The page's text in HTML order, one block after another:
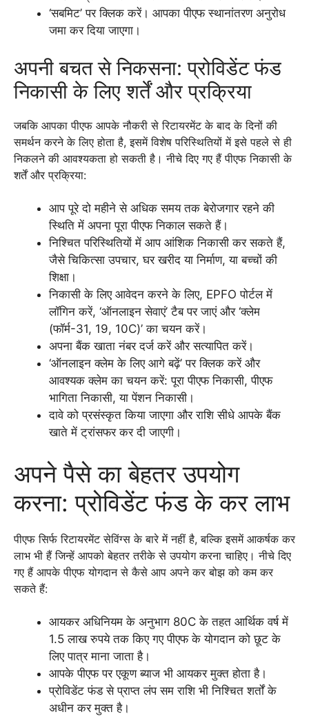
‘सबमिट’ पर क्लिक करें। आपका पीएफ स्थानांतरण अनुरोध
जमा कर दिया जाएगा।
अपनी बचत से निकसना: प्रोविडेंट फंड
निकासी के लिए शर्तें और प्रक्रिया
जबकि आपका पीएफ आपके नौकरी से रिटायरमेंट के बाद के दिनों की
समर्थन करने के लिए होता है, इसमें विशेष परिस्थितियों में इसे पहले से ही
निकलने की आवश्यकता हो सकती है। नीचे दिए गए हैं पीएफ निकासी के
शर्तें और प्रक्रिया:
आप पूरे दो महीने से अधिक समय तक बेरोजगार रहने की
स्थिति में अपना पूरा पीएफ निकाल सकते हैं।
निश्चित परिस्थितियों में आप आंशिक निकासी कर सकते हैं,
जैसे चिकित्सा उपचार, घर खरीद या निर्माण, या बच्चों की
शिक्षा।
निकासी के लिए आवेदन करने के लिए, EPFO पोर्टल में
लॉगिन करें, ‘ऑनलाइन सेवाएं’ टैब पर जाएं और ‘क्लेम
(फॉर्म-31, 19, 10C)’ का चयन करें।
अपना बैंक खाता नंबर दर्ज करें और सत्यापित करें।
‘ऑनलाइन क्लेम के लिए आगे बढ़ें’ पर क्लिक करें और
आवश्यक क्लेम का चयन करें: पूरा पीएफ निकासी, पीएफ
भागिता निकासी, या पेंशन निकासी।
दावे को प्रसंस्कृत किया जाएगा और राशि सीधे आपके बैंक
खाते में ट्रांसफर कर दी जाएगी।
अपने पैसे का बेहतर उपयोग
करना: प्रोविडेंट फंड के कर लाभ
पीएफ सिर्फ रिटायरमेंट सेविंग्स के बारे में नहीं है, बल्कि इसमें आकर्षक कर
लाभ भी हैं जिन्हें आपको बेहतर तरीके से उपयोग करना चाहिए। नीचे दिए
गए हैं आपके पीएफ योगदान से कैसे आप अपने कर बोझ को कम कर
सकते हैं:
आयकर अधिनियम के अनुभाग 80C के तहत आर्थिक वर्ष में
1.5 लाख रुपये तक किए गए पीएफ के योगदान को छूट के
लिए पात्र माना जाता है।
आपके पीएफ पर एकूण ब्याज भी आयकर मुक्त होता है।
प्रोविडेंट फंड से प्राप्त लंप सम राशि भी निश्चित शर्तों के
अधीन कर मुक्त है।